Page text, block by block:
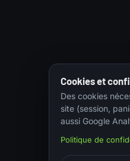
Cookies et
Des cookies
site (session,
aussi Google
Politique de